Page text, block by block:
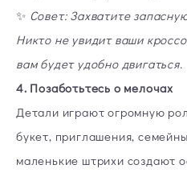
✨ Совет: Захватите
Никто не увидит ваши
вам будет удобно двигаться.
4. Позаботьтесь о мелочах
Детали играют огромную
букет, приглашения,
маленькие штрихи создают